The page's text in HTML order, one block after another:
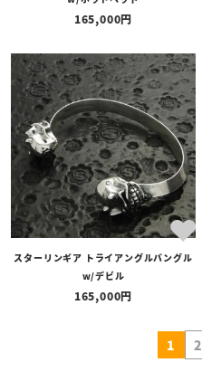
165,000
スターリンギア トライアングルバングル
w/デビル
165,000
1 2